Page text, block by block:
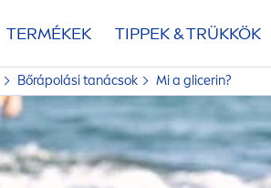
TERMÉKEK TIPPEK & TRÜKKÖK
Bőrápolási tanácsok Mi a glicerin?